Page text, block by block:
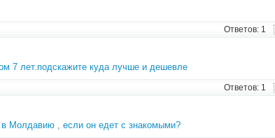
Ответов: 1
7 лет.подскажите куда лучше и дешевле
Ответов: 1
в Молдавию , если он едет с знакомыми?